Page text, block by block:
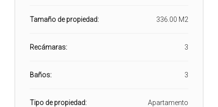
Tamaño de propiedad: 336.00 M2
Recámaras: 3
Baños: 3
Tipo de propiedad: Apartamento